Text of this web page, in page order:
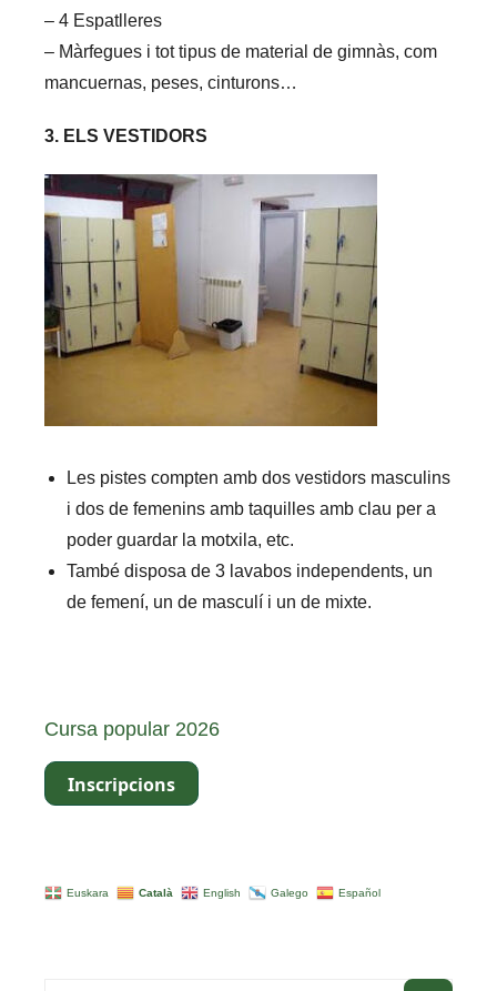
– 4 Espatlleres
– Màrfegues i tot tipus de material de gimnàs, com
mancuernas, peses, cinturons…
3. ELS VESTIDORS
Les pistes compten amb dos vestidors masculins
i dos de femenins amb taquilles amb clau per a
poder guardar la motxila, etc.
També disposa de 3 lavabos independents, un
de femení, un de masculí i un de mixte.
Cursa popular 2026
Inscripcions
Euskara Català English Galego Español